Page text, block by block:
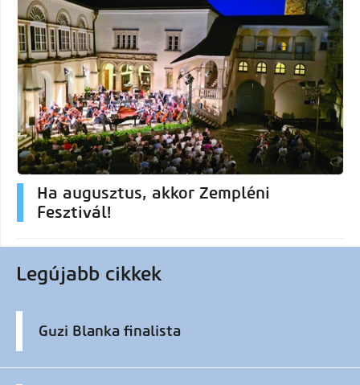
Ha augusztus, akkor Zempléni
Fesztivál!
Legújabb cikkek
Guzi Blanka finalista